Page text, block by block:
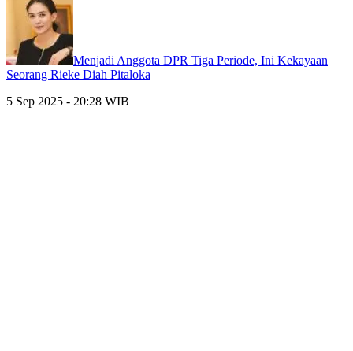
Menjadi Anggota DPR Tiga Periode, Ini Kekayaan
Seorang Rieke Diah Pitaloka
5 Sep 2025 - 20:28 WIB